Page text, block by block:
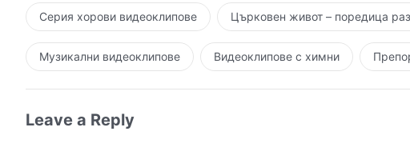
Серия хорови видеоклипове Църковен живот – поредица
Музикални видеоклипове Видеоклипове с химни
Leave a Reply